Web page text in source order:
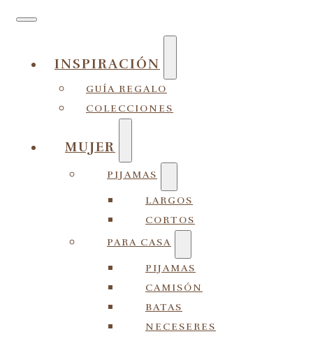
INSPIRACIÓN
GUÍA REGALO
COLECCIONES
MUJER
PIJAMAS
LARGOS
CORTOS
PARA CASA
PIJAMAS
CAMISÓN
BATAS
NECESERES